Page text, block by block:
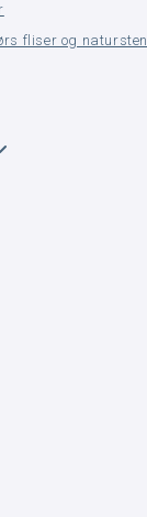
fliser og natursten